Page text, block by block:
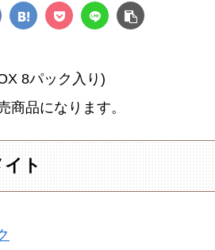
8パック入り)
商品になります。
ト